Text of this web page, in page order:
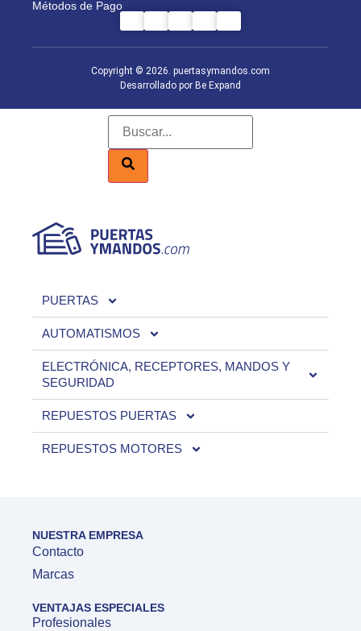
Métodos de Pago
Copyright © 2026. puertasymandos.com
Desarrollado por Be Expand
PUERTAS
AUTOMATISMOS
ELECTRÓNICA, RECEPTORES, MANDOS Y
SEGURIDAD
REPUESTOS PUERTAS
REPUESTOS MOTORES
NUESTRA EMPRESA
Contacto
Marcas
VENTAJAS ESPECIALES
Profesionales